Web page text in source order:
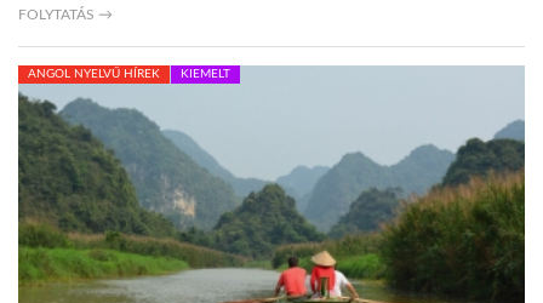
DOBRAVERO.HU
LATIMO.HU
GLOBOBOOK
FOLYTATÁS →
ANGOL NYELVŰ HÍREK KIEMELT